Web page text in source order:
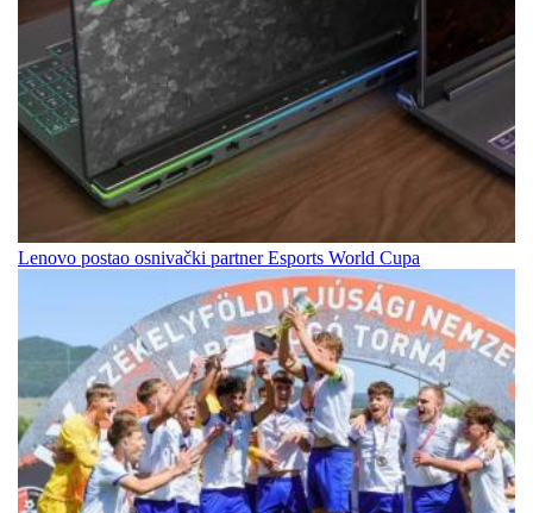
Lenovo postao osnivački partner Esports World Cupa